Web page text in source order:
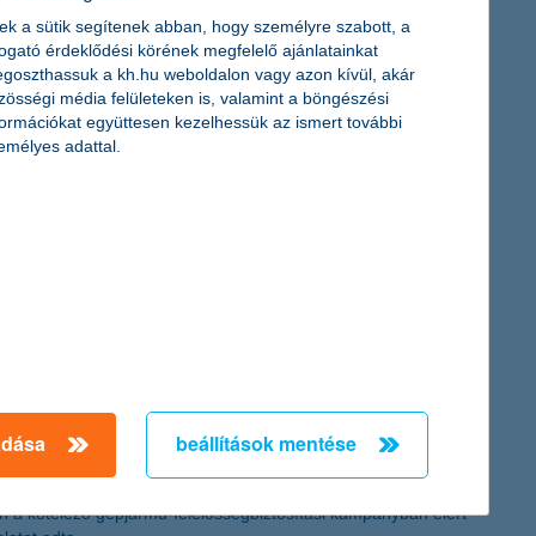
re csak alig jobbak, ezért a biztosítási szakma csak óvatosan
kötelező gépjármű-felelősségbiztosítási kampányban elért
a sütik segítenek abban, hogy személyre szabott, a
érdeklődési körének megfelelő ajánlatainkat
a kh.hu weboldalon vagy azon kívül, akár
média felületeken is, valamint a böngészési
együttesen kezelhessük az ismert további
adattal.
beállítások mentése